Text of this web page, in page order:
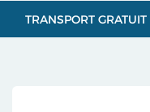
TRANSPORT